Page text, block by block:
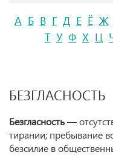
А Б В Г Д Е Ё Ж
Т У Ф Х Ц
БЕЗГЛАСНОСТЬ
Безгласность—
тирании; пребывание
безсилие в